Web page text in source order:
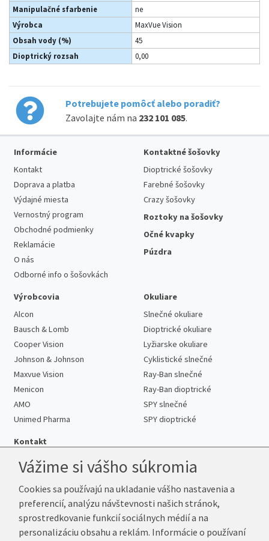
Manipulačné sfarbenie
ne
Výrobca
MaxVue Vision
Obsah vody (%)
45
Dioptrický rozsah
0,00
Potrebujete pomôcť alebo poradiť?
Zavolajte nám na 232 101 085.
Informácie
Kontakt
Doprava a platba
Výdajné miesta
Vernostný program
Obchodné podmienky
Reklamácie
O nás
Odborné info o šošovkách
Kontaktné šošovky
Dioptrické šošovky
Farebné šošovky
Crazy šošovky
Roztoky na šošovky
Očné kvapky
Púzdra
Výrobcovia
Alcon
Bausch & Lomb
Cooper Vision
Johnson & Johnson
Maxvue Vision
Menicon
AMO
Unimed Pharma
Okuliare
Slnečné okuliare
Dioptrické okuliare
Lyžiarske okuliare
Cyklistické slnečné
Ray-Ban slnečné
Ray-Ban dioptrické
SPY slnečné
SPY dioptrické
Kontakt
Telefón:+421 222 205 863
E-mail:info@kup-sosovky.sk
Reklamačná adresa
Vážime si vášho súkromia
Cookies sa používajú na ukladanie vášho nastavenia a
preferencií, analýzu návštevnosti našich stránok,
sprostredkovanie funkcií sociálnych médií a na
personalizáciu obsahu a reklám. Informácie o používaní